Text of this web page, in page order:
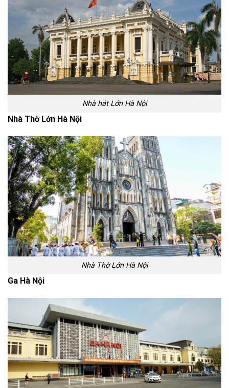
Nhà hát Lớn Hà Nội
Nhà Thờ Lớn Hà Nội
Nhà Thờ Lớn Hà Nội
Ga Hà Nội